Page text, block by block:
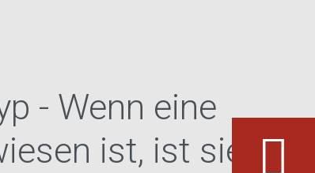
- Wenn eine
ist, ist sie